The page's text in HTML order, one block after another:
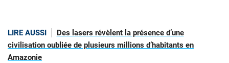
LIRE AUSSI
Des lasers révèlent la présence d’une
civilisation oubliée de plusieurs millions d’habitants en
Amazonie